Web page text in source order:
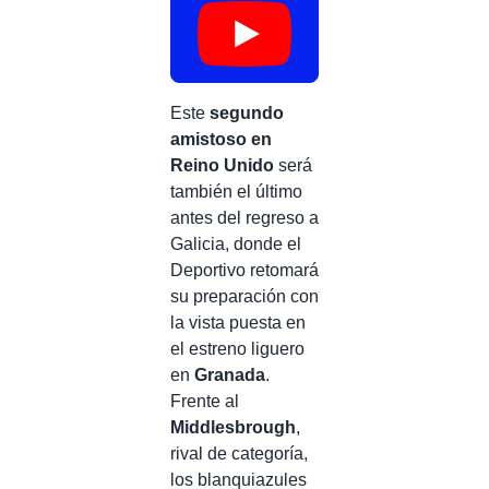
Este segundo
amistoso en
Reino Unido será
también el último
antes del regreso a
Galicia, donde el
Deportivo retomará
su preparación con
la vista puesta en
el estreno liguero
en Granada.
Frente al
Middlesbrough,
rival de categoría,
los blanquiazules